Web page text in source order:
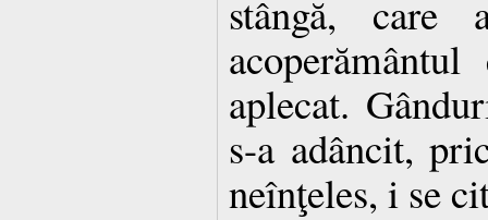
stângă, care
aplecat.
s-a adâncit,
neînţeles, i se